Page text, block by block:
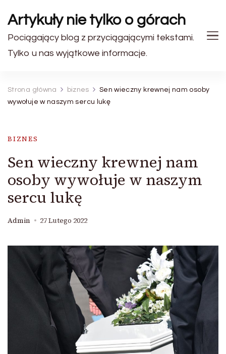
Artykuły nie tylko o górach
Pociągający blog z przyciągającymi tekstami.
Tylko u nas wyjątkowe informacje.
Strona główna biznes
Sen wieczny krewnej nam osoby
wywołuje w naszym sercu lukę
BIZNES
Sen wieczny krewnej nam
osoby wywołuje w naszym
sercu lukę
Admin 27 Lutego 2022